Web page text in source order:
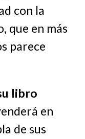
con la
que en más
parece
libro
en
de sus